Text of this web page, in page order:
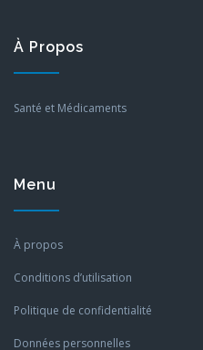
À Propos
Santé et Médicaments
Menu
À propos
Conditions d’utilisation
Politique de confidentialité
Données personnelles